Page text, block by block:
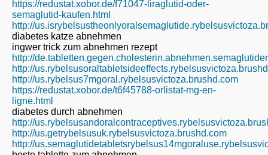
https://redustat.xobor.de/f71047-liraglutid-oder-
semaglutid-kaufen.html
http://
diabetes katze abnehmen
ingwer trick zum abnehmen rezept
http://
http://
http://us.rybelsus7mgoral.rybelsusvictoza.brushd.com
https://redustat.xobor.de/t6f45788-orlistat-mg-en-
ligne.html
diabetes durch abnehmen
http://
http://us.getrybelsusuk.rybelsusvictoza.brushd.com
http://